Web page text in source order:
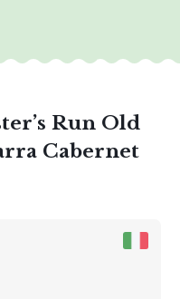
Run Old
Cabernet